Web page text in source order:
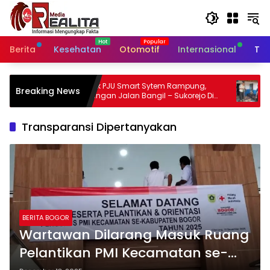
Langsung
konten
Berita
Kesehatan Otomotif Internasional
Breaking News
Smart Sytem Rampung,
Jalan Bangil – Sukorejo Di
Masyarakat.
SatpolPP Kabupaten Sidoarjo
Sita puluhan Botol Miras
Transparansi Dipertanyakan
BERITA BOGOR
Wartawan Dilarang Masuk Ruang
Pelantikan PMI Kecamatan se-